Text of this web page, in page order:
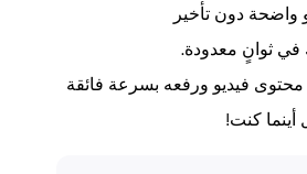
دون تأخير
معدودة.
فيديو ورفعه بسرعة فائقة
كنت!